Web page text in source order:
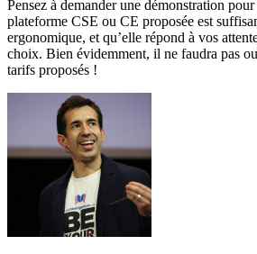
Pensez à demander une démonstration
plateforme CSE ou CE proposée est
ergonomique, et qu’elle répond à vos
choix. Bien évidemment, il ne faudra pas
tarifs proposés !